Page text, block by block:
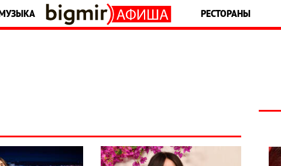
РЕСТОРАНЫ